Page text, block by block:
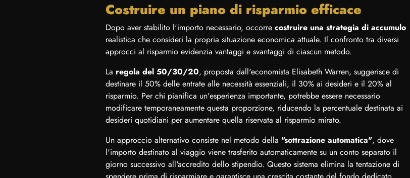
Costruire un piano di risparmio efficace
Dopo aver stabilito l'importo necessario, occorre costruire una strategia di accumulo
realistica che consideri la propria situazione economica attuale. Il confronto tra diversi
approcci al risparmio evidenzia vantaggi e svantaggi di ciascun metodo.
La regola del 50/30/20, proposta dall'economista Elisabeth Warren, suggerisce di
destinare il 50% delle entrate alle necessità essenziali, il 30% ai desideri e il 20% al
risparmio. Per chi pianifica un'esperienza importante, potrebbe essere necessario
modificare temporaneamente questa proporzione, riducendo la percentuale destinata ai
desideri quotidiani per aumentare quella riservata al risparmio mirato.
Un approccio alternativo consiste nel metodo della "sottrazione automatica", dove
l'importo destinato al viaggio viene trasferito automaticamente su un conto separato il
giorno successivo all'accredito dello stipendio. Questo sistema elimina la tentazione di